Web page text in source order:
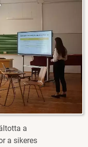
a
a sikeres